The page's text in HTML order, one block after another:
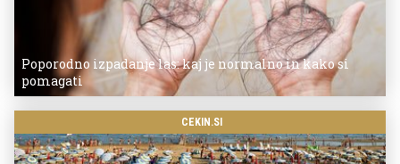
Poporodno izpadanje las: kaj je normalno in kako si
pomagati
CEKIN.SI